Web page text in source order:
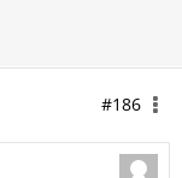
#186